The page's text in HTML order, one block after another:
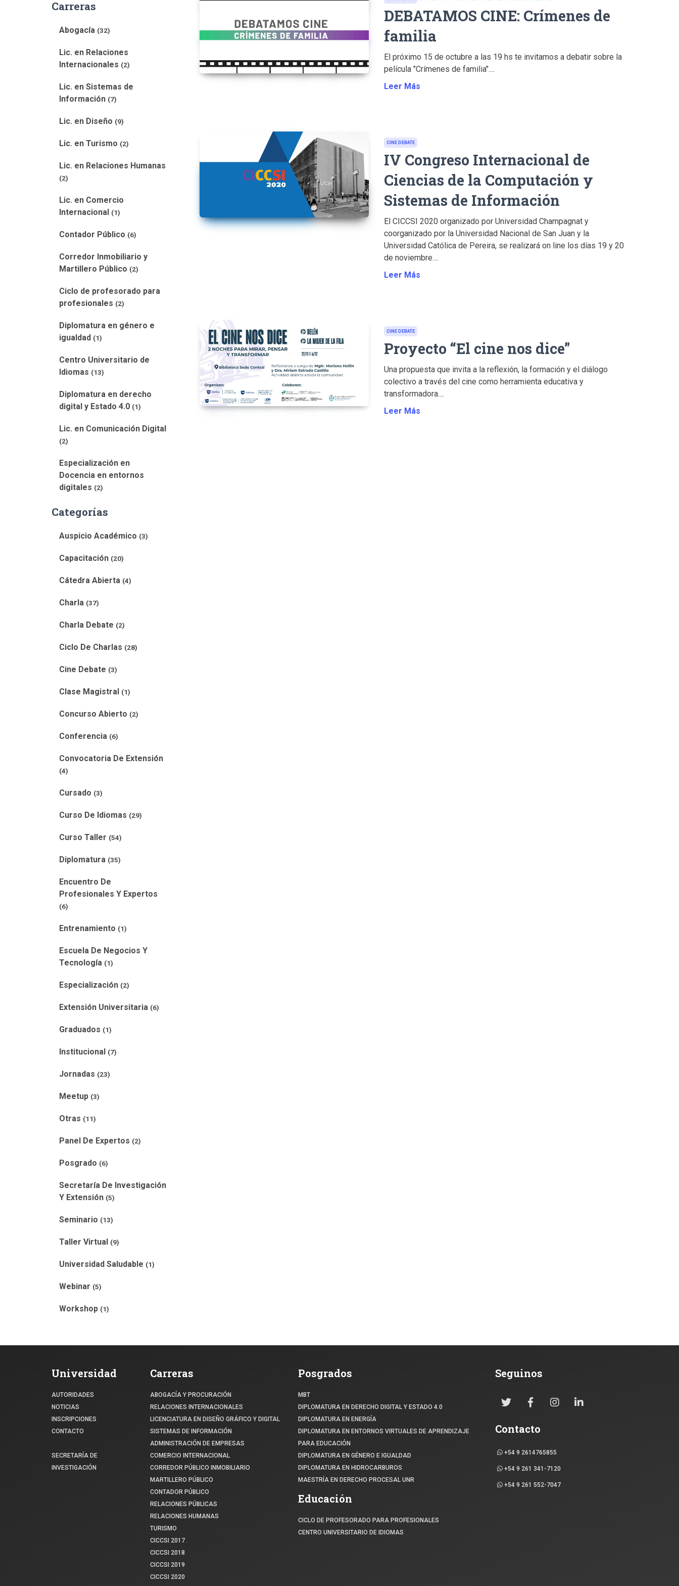
Carreras
Abogacía (32)
Lic. en Relaciones
Internacionales (2)
Lic. en Sistemas de
Información (7)
Lic. en Diseño (9)
Lic. en Turismo (2)
Lic. en Relaciones Humanas
(2)
Lic. en Comercio
Internacional (1)
Contador Público (6)
Corredor Inmobiliario y
Martillero Público (2)
Ciclo de profesorado para
profesionales (2)
Diplomatura en género e
igualdad (1)
Centro Universitario de
Idiomas (13)
Diplomatura en derecho
digital y Estado 4.0 (1)
Lic. en Comunicación Digital
(2)
Especialización en
Docencia en entornos
digitales (2)
Categorías
Auspicio Académico (3)
Capacitación (20)
Cátedra Abierta (4)
Charla (37)
Charla Debate (2)
Ciclo De Charlas (28)
Cine Debate (3)
Clase Magistral (1)
Concurso Abierto (2)
Conferencia (6)
Convocatoria De Extensión
(4)
Cursado (3)
Curso De Idiomas (29)
Curso Taller (54)
Diplomatura (35)
Encuentro De
Profesionales Y Expertos
(6)
Entrenamiento (1)
Escuela De Negocios Y
Tecnología (1)
Especialización (2)
Extensión Universitaria (6)
Graduados (1)
Institucional (7)
Jornadas (23)
Meetup (3)
Otras (11)
Panel De Expertos (2)
Posgrado (6)
Secretaría De Investigación
Y Extensión (5)
Seminario (13)
Taller Virtual (9)
Universidad Saludable (1)
Webinar (5)
Workshop (1)
DEBATAMOS CINE: Crímenes de
familia
El próximo 15 de octubre a las 19 hs te invitamos a debatir sobre la
película "Crímenes de familia"....
Leer Más
CINE DEBATE
IV Congreso Internacional de
Ciencias de la Computación y
Sistemas de Información
El CICCSI 2020 organizado por Universidad Champagnat y
coorganizado por la Universidad Nacional de San Juan y la
Universidad Católica de Pereira, se realizará on line los días 19 y 20
de noviembre....
Leer Más
CINE DEBATE
Proyecto “El cine nos dice”
Una propuesta que invita a la reflexión, la formación y el diálogo
colectivo a través del cine como herramienta educativa y
transformadora....
Leer Más
Universidad
AUTORIDADES
NOTICIAS
INSCRIPCIONES
CONTACTO
SECRETARÍA DE
INVESTIGACIÓN
Carreras
ABOGACÍA Y PROCURACIÓN
RELACIONES INTERNACIONALES
LICENCIATURA EN DISEÑO GRÁFICO Y DIGITAL
SISTEMAS DE INFORMACIÓN
ADMINISTRACIÓN DE EMPRESAS
COMERCIO INTERNACIONAL
CORREDOR PÚBLICO INMOBILIARIO
MARTILLERO PÚBLICO
CONTADOR PÚBLICO
RELACIONES PÚBLICAS
RELACIONES HUMANAS
TURISMO
CICCSI 2017
CICCSI 2018
CICCSI 2019
CICCSI 2020
Posgrados
MBT
DIPLOMATURA EN DERECHO DIGITAL Y ESTADO 4.0
DIPLOMATURA EN ENERGÍA
DIPLOMATURA EN ENTORNOS VIRTUALES DE APRENDIZAJE
PARA EDUCACIÓN
DIPLOMATURA EN GÉNERO E IGUALDAD
DIPLOMATURA EN HIDROCARBUROS
MAESTRÍA EN DERECHO PROCESAL UNR
Educación
CICLO DE PROFESORADO PARA PROFESIONALES
CENTRO UNIVERSITARIO DE IDIOMAS
Seguinos
Contacto
+54 9 2614765855
+54 9 261 341-7120
+54 9 261 552-7047